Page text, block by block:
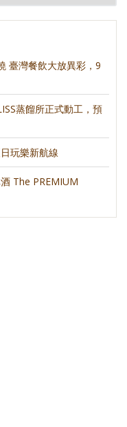
臺灣餐飲大放異彩，9
蒸餾所正式動工，預
玩樂新航線
The PREMIUM